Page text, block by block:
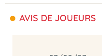
AVIS DE JOUEURS